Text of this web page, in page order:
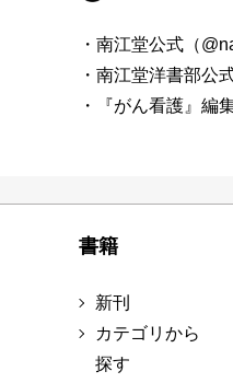
・南江堂公式（
・南江堂洋書部公
・『がん看護』編
書籍
新刊
カテゴリから
探す